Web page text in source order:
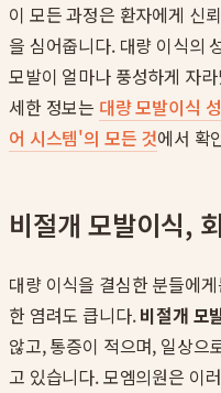
이 모든 과정은 환자에게 신
을 심어줍니다. 대량 이식의
모발이 얼마나 풍성하게 자
세한 정보는 대량 모발이식
어 시스템'의 모든 것에서 확
비절개 모발이식,
대량 이식을 결심한 분들에
한 염려도 큽니다.비절개 모
않고, 통증이 적으며, 일상으
고 있습니다. 모엠의원은 이